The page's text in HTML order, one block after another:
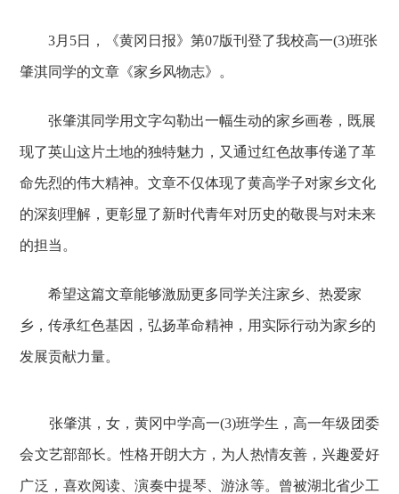
3月5日，《黄冈日报》第07版刊登了我校高一(3)班张
肇淇同学的文章《家乡风物志》。
张肇淇同学用文字勾勒出一幅生动的家乡画卷，既展
现了英山这片土地的独特魅力，又通过红色故事传递了革
命先烈的伟大精神。文章不仅体现了黄高学子对家乡文化
的深刻理解，更彰显了新时代青年对历史的敬畏与对未来
的担当。
希望这篇文章能够激励更多同学关注家乡、热爱家
乡，传承红色基因，弘扬革命精神，用实际行动为家乡的
发展贡献力量。
张肇淇，女，黄冈中学高一(3)班学生，高一年级团委
会文艺部部长。性格开朗大方，为人热情友善，兴趣爱好
广泛，喜欢阅读、演奏中提琴、游泳等。曾被湖北省少工